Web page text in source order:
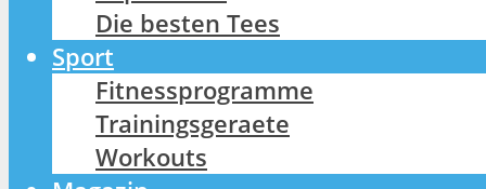
Die besten Tees
Sport
Fitnessprogramme
Trainingsgeraete
Workouts